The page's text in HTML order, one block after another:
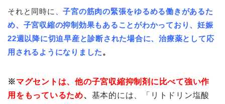
それと同時に、子宮の筋肉の緊張をゆるめる働きがあるた
め、子宮収縮の抑制効果もあることがわかっており、妊娠
22週以降に切迫早産と診断された場合に、治療薬として応
用されるようになりました。
※マグセントは、他の子宮収縮抑制剤に比べて強い作
用をもっているため、 基本的には、「リトドリン塩酸